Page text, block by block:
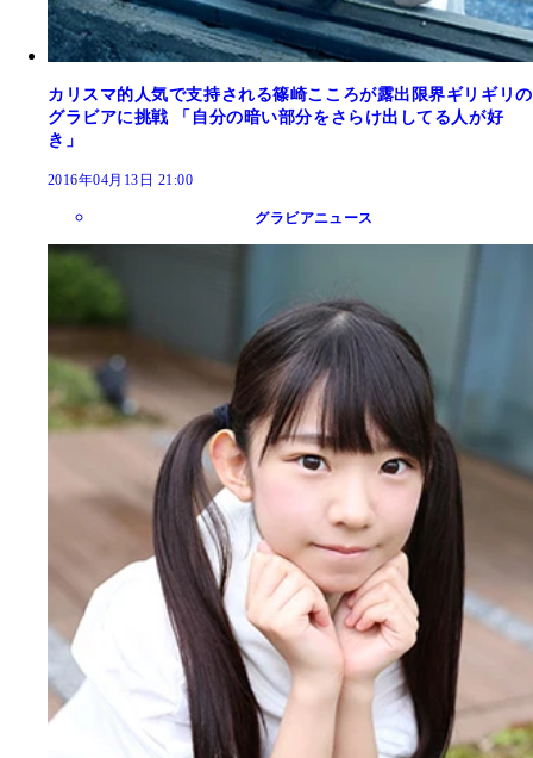
カリスマ的人気で支持される篠崎こころが露出限界ギリギリの
グラビアに挑戦 「自分の暗い部分をさらけ出してる人が好
き」
2016年04月13日 21:00
グラビアニュース